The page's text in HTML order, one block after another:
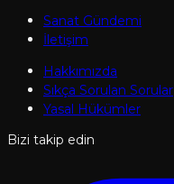
Sanat Gündemi
İletişim
Hakkımızda
Sıkça Sorulan Sorular
Yasal Hükümler
Bizi takip edin